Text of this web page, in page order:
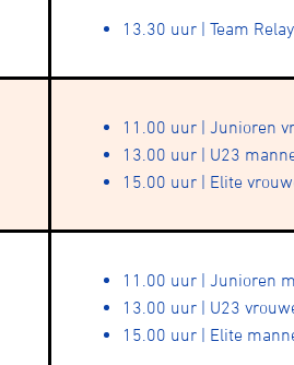
13.30 uur | Team Relay
11.00 uur | Junioren
13.00 uur | U23
15.00 uur | Elite
11.00 uur | Junioren
13.00 uur | U23
15.00 uur | Elite